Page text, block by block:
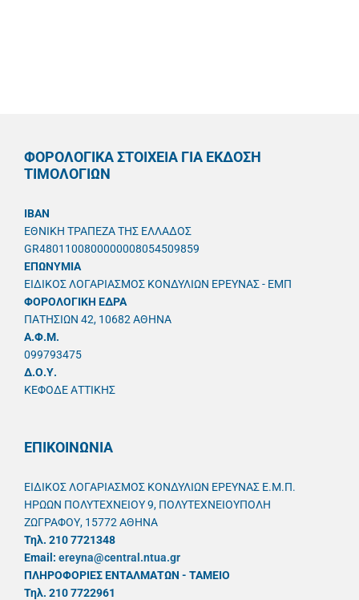
ΦΟΡΟΛΟΓΙΚΑ ΣΤΟΙΧΕΙΑ ΓΙΑ ΕΚΔΟΣΗ
ΤΙΜΟΛΟΓΙΩΝ
IBAN
ΕΘΝΙΚΗ ΤΡΑΠΕΖΑ ΤΗΣ ΕΛΛΑΔΟΣ
GR4801100800000008054509859
ΕΠΩΝΥΜΙΑ
ΕΙΔΙΚΟΣ ΛΟΓΑΡΙΑΣΜΟΣ ΚΟΝΔΥΛΙΩΝ ΕΡΕΥΝΑΣ - ΕΜΠ
ΦΟΡΟΛΟΓΙΚΗ ΕΔΡΑ
ΠΑΤΗΣΙΩΝ 42, 10682 ΑΘΗΝΑ
A.Φ.Μ.
099793475
Δ.Ο.Υ.
ΚΕΦΟΔΕ ΑΤΤΙΚΗΣ
ΕΠΙΚΟΙΝΩΝΙΑ
ΕΙΔΙΚΟΣ ΛΟΓΑΡΙΑΣΜΟΣ ΚΟΝΔΥΛΙΩΝ ΕΡΕΥΝΑΣ Ε.Μ.Π.
ΗΡΩΩΝ ΠΟΛΥΤΕΧΝΕΙΟΥ 9, ΠΟΛΥΤΕΧΝΕΙΟΥΠΟΛΗ
ΖΩΓΡΑΦΟΥ, 15772 ΑΘΗΝΑ
Τηλ. 210 7721348
Email: ereyna@central.ntua.gr
ΠΛΗΡΟΦΟΡΙΕΣ ΕΝΤΑΛΜΑΤΩΝ - ΤΑΜΕΙΟ
Τηλ. 210 7722961